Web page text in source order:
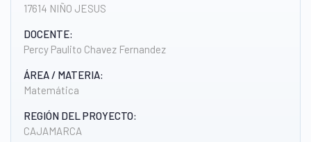
17614 NIÑO JESUS
DOCENTE:
Percy Paulito Chavez Fernandez
ÁREA / MATERIA:
Matemática
REGIÓN DEL PROYECTO:
CAJAMARCA